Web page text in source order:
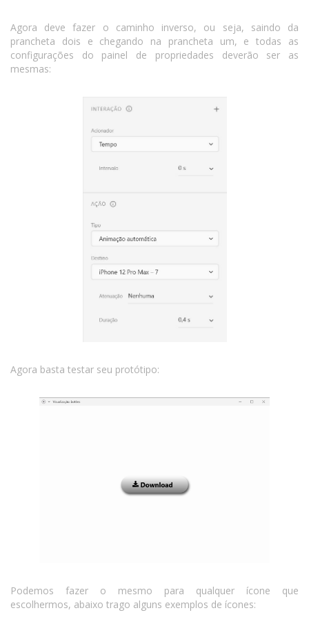
Agora deve fazer o caminho inverso, ou seja, saindo da
prancheta dois e chegando na prancheta um, e todas as
configurações do painel de propriedades deverão ser as
mesmas:
Agora basta testar seu protótipo:
Podemos fazer o mesmo para qualquer ícone que
escolhermos, abaixo trago alguns exemplos de ícones: